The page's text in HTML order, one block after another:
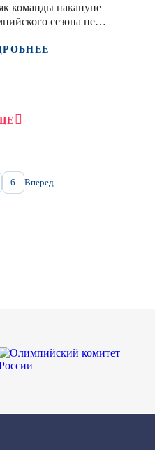
команды накануне
сезона не
6 Вперед